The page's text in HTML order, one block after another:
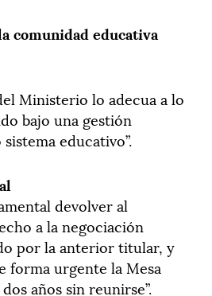
comunidad educativa
Ministerio lo adecua a lo
bajo una gestión
educativo”.
devolver al
a la negociación
por la anterior titular, y
forma urgente la Mesa
años sin reunirse”.